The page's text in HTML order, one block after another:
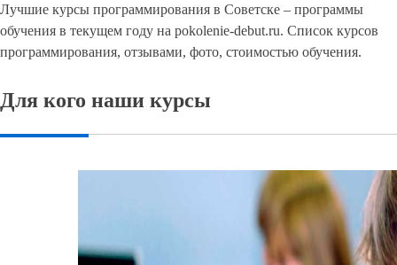
Лучшие курсы программирования в Советске – программы
обучения в текущем году на pokolenie-debut.ru. Список курсов
программирования, отзывами, фото, стоимостью обучения.
Для кого наши курсы